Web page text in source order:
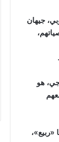
جيهان
هو